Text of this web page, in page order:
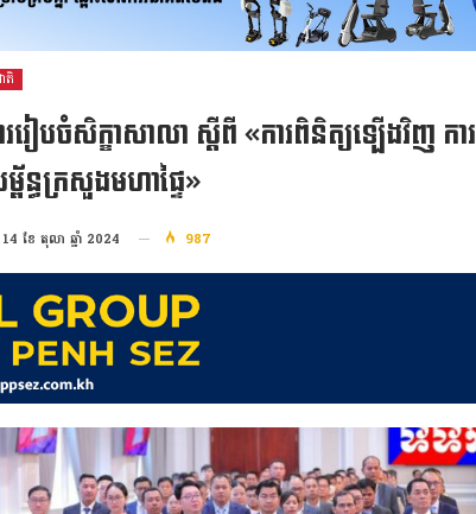
តិ
បចំសិក្ខាសាលា ស្តីពី «ការពិនិត្យឡើងវិញ ការ
ន្ធក្រសួងមហាផ្ទៃ»
14 ខែ តុលា ឆ្នាំ 2024 987